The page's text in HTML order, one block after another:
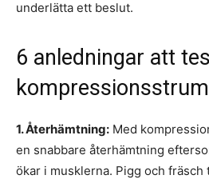
underlätta ett beslut.
6 anledningar att
1. Återhämtning: Med
en snabbare återhämtning
ökar i musklerna. Pigg och fräsch